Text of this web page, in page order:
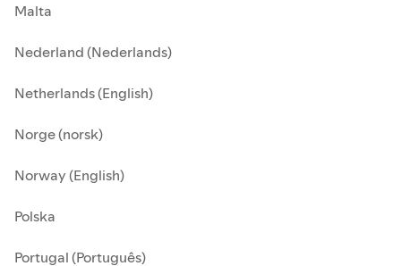
Malta
Nederland (Nederlands)
Netherlands (English)
Norge (norsk)
Norway (English)
Polska
Portugal (Português)